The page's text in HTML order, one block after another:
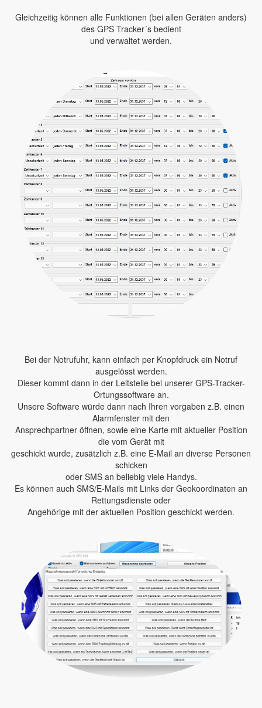
Gleichzeitig können alle Funktionen (bei allen Geräten anders)
des GPS Tracker´s bedient
und verwaltet werden.
Bei der Notrufuhr, kann einfach per Knopfdruck ein Notruf
ausgelösst werden.
Dieser kommt dann in der Leitstelle bei unserer GPS-Tracker-
Ortungssoftware an.
Unsere Software würde dann nach Ihren vorgaben z.B. einen
Alarmfenster mit den
Ansprechpartner öffnen, sowie eine Karte mit aktueller Position
die vom Gerät mit
geschickt wurde, zusätzlich z.B. eine E-Mail an diverse Personen
schicken
oder SMS an beliebig viele Handys.
Es können auch SMS/E-Mails mit Links der Geokoordinaten an
Rettungsdienste oder
Angehörige mit der aktuellen Position geschickt werden.